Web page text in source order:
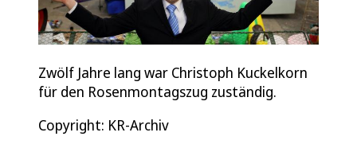
Zwölf Jahre lang war Christoph Kuckelkorn
für den Rosenmontagszug zuständig.
Copyright: KR-Archiv